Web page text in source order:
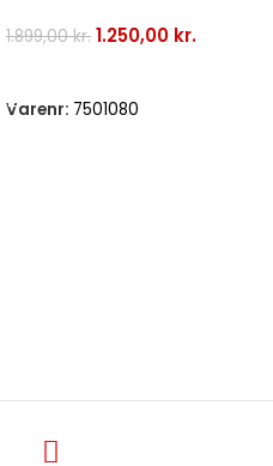
1.899,00kr. 1.250,00 kr.
Varenr: 7501080